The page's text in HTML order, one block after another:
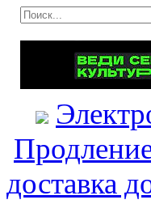
доставка